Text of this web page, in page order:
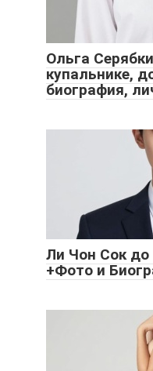
Ольга
купальнике,
биография,
Ли Чон Сок до
+Фото и